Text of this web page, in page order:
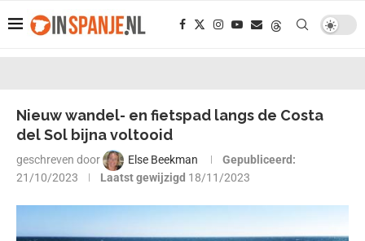
Nieuw wandel- en fietspad langs de Costa
del Sol bijna voltooid
geschreven door Else Beekman
Gepubliceerd:
21/10/2023
Laatst gewijzigd 18/11/2023